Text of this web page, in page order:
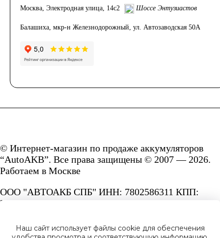
Москва, Электродная улица, 14с2 Шоссе Энтузиастов
Балашиха, мкр-н Железнодорожный, ул. Автозаводская 50А
© Интернет-магазин по продаже аккумуляторов
“AutoAKB”. Все права защищены © 2007 — 2026.
Работаем в Москве
ООО "АВТОАКБ СПБ" ИНН: 7802586311 КПП:
780201001 ОГРН: 1167847287156.
Сайт под защитой reCAPTCHA и Google
Privacy PolicyиTerms of Service.
Наш сайт использует файлы cookie для обеспечения